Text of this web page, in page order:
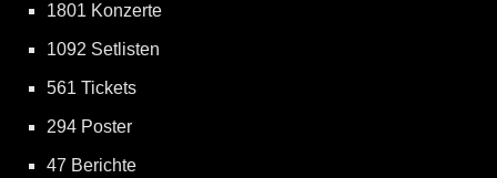
1801 Konzerte
1092 Setlisten
561 Tickets
294 Poster
47 Berichte